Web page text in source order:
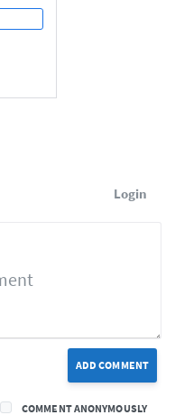
Login
ADD COMMENT
COMMENT ANONYMOUSLY